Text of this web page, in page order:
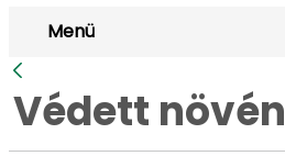
Menü
Vissza
Védett